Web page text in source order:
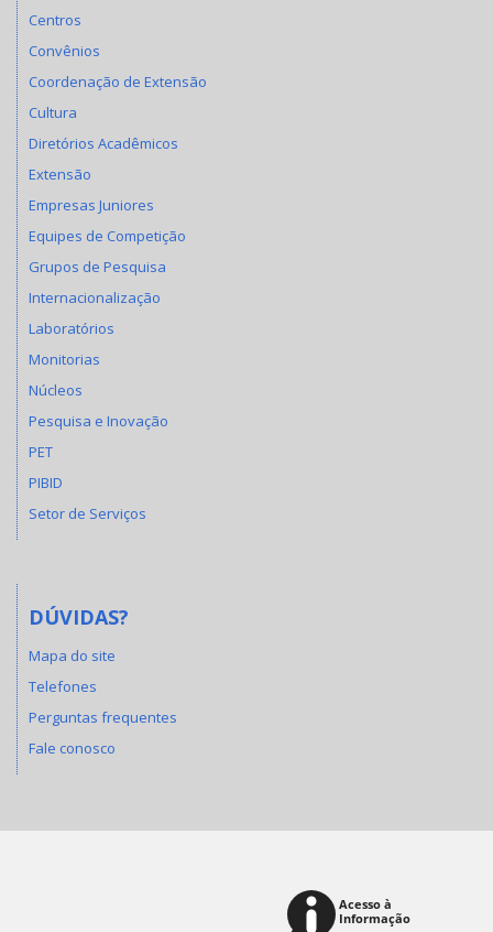
Centros
Convênios
Coordenação de Extensão
Cultura
Diretórios Acadêmicos
Extensão
Empresas Juniores
Equipes de Competição
Grupos de Pesquisa
Internacionalização
Laboratórios
Monitorias
Núcleos
Pesquisa e Inovação
PET
PIBID
Setor de Serviços
DÚVIDAS?
Mapa do site
Telefones
Perguntas frequentes
Fale conosco